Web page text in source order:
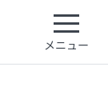
メニュー